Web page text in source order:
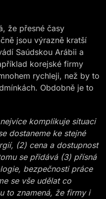
že přesné časy
jsou výrazně kratší
Saúdskou Arábii a
korejské firmy
rychleji, než by to
Obdobně je to
komplikuje situaci
dostaneme ke stejné
(2) cena a dostupnost
se přidává (3) přísná
bezpečnosti práce
se vše udělat co
to znamená, že firmy i